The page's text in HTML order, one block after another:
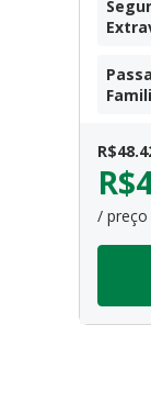
R$
R$
/ preço